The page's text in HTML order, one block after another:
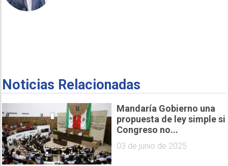
Noticias Relacionadas
Mandaría Gobierno una
propuesta de ley simple si
Congreso no...
03 de junio de 2025